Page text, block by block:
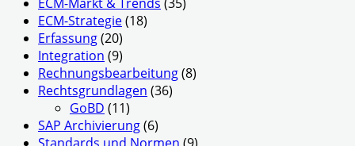
ECM-Strategie(18)
Erfassung(20)
Integration (9)
Rechnungsbearbeitung(8)
Rechtsgrundlagen (36)
GoBD (11)
SAP Archivierung(6)